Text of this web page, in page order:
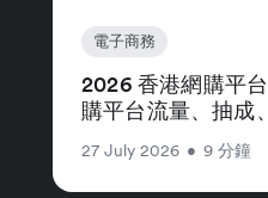
電子商務
2026 香港網購平
購平台流量、抽成
27 July 2026 • 9 分鐘